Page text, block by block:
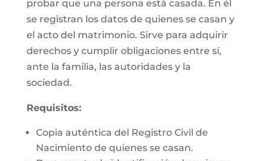
probar que una persona está casada. En él
se registran los datos de quienes se casan y
el acto del matrimonio. Sirve para adquirir
derechos y cumplir obligaciones entre sí,
ante la familia, las autoridades y la
sociedad.
Requisitos:
Copia auténtica del Registro Civil de
Nacimiento de quienes se casan.